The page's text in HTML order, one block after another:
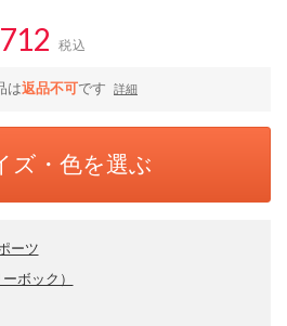
税込
は返品不可です 詳細
ズ・色を選ぶ
ーツ
ーボック）